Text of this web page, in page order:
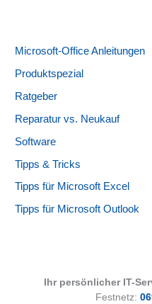
Microsoft-Office Anleitungen
Produktspezial
Ratgeber
Reparatur vs. Neukauf
Software
Tipps & Tricks
Tipps für Microsoft Excel
Tipps für Microsoft Outlook
Ihr persönlicher IT-
Festnetz: